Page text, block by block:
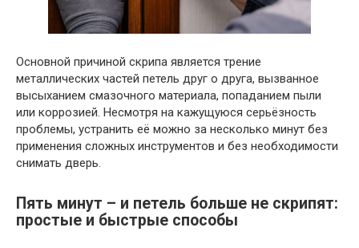
Основной причиной скрипа является трение
металлических частей петель друг о друга, вызванное
высыханием смазочного материала, попаданием пыли
или коррозией. Несмотря на кажущуюся серьёзность
проблемы, устранить её можно за несколько минут без
применения сложных инструментов и без необходимости
снимать дверь.
Пять минут – и петель больше не скрипят:
простые и быстрые способы